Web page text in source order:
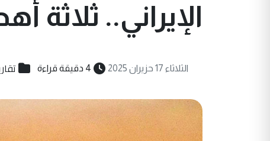
الإيراني.. ثلاثة
الثلاثاء 17 حزيران 2025 4 دقيقة قراءة